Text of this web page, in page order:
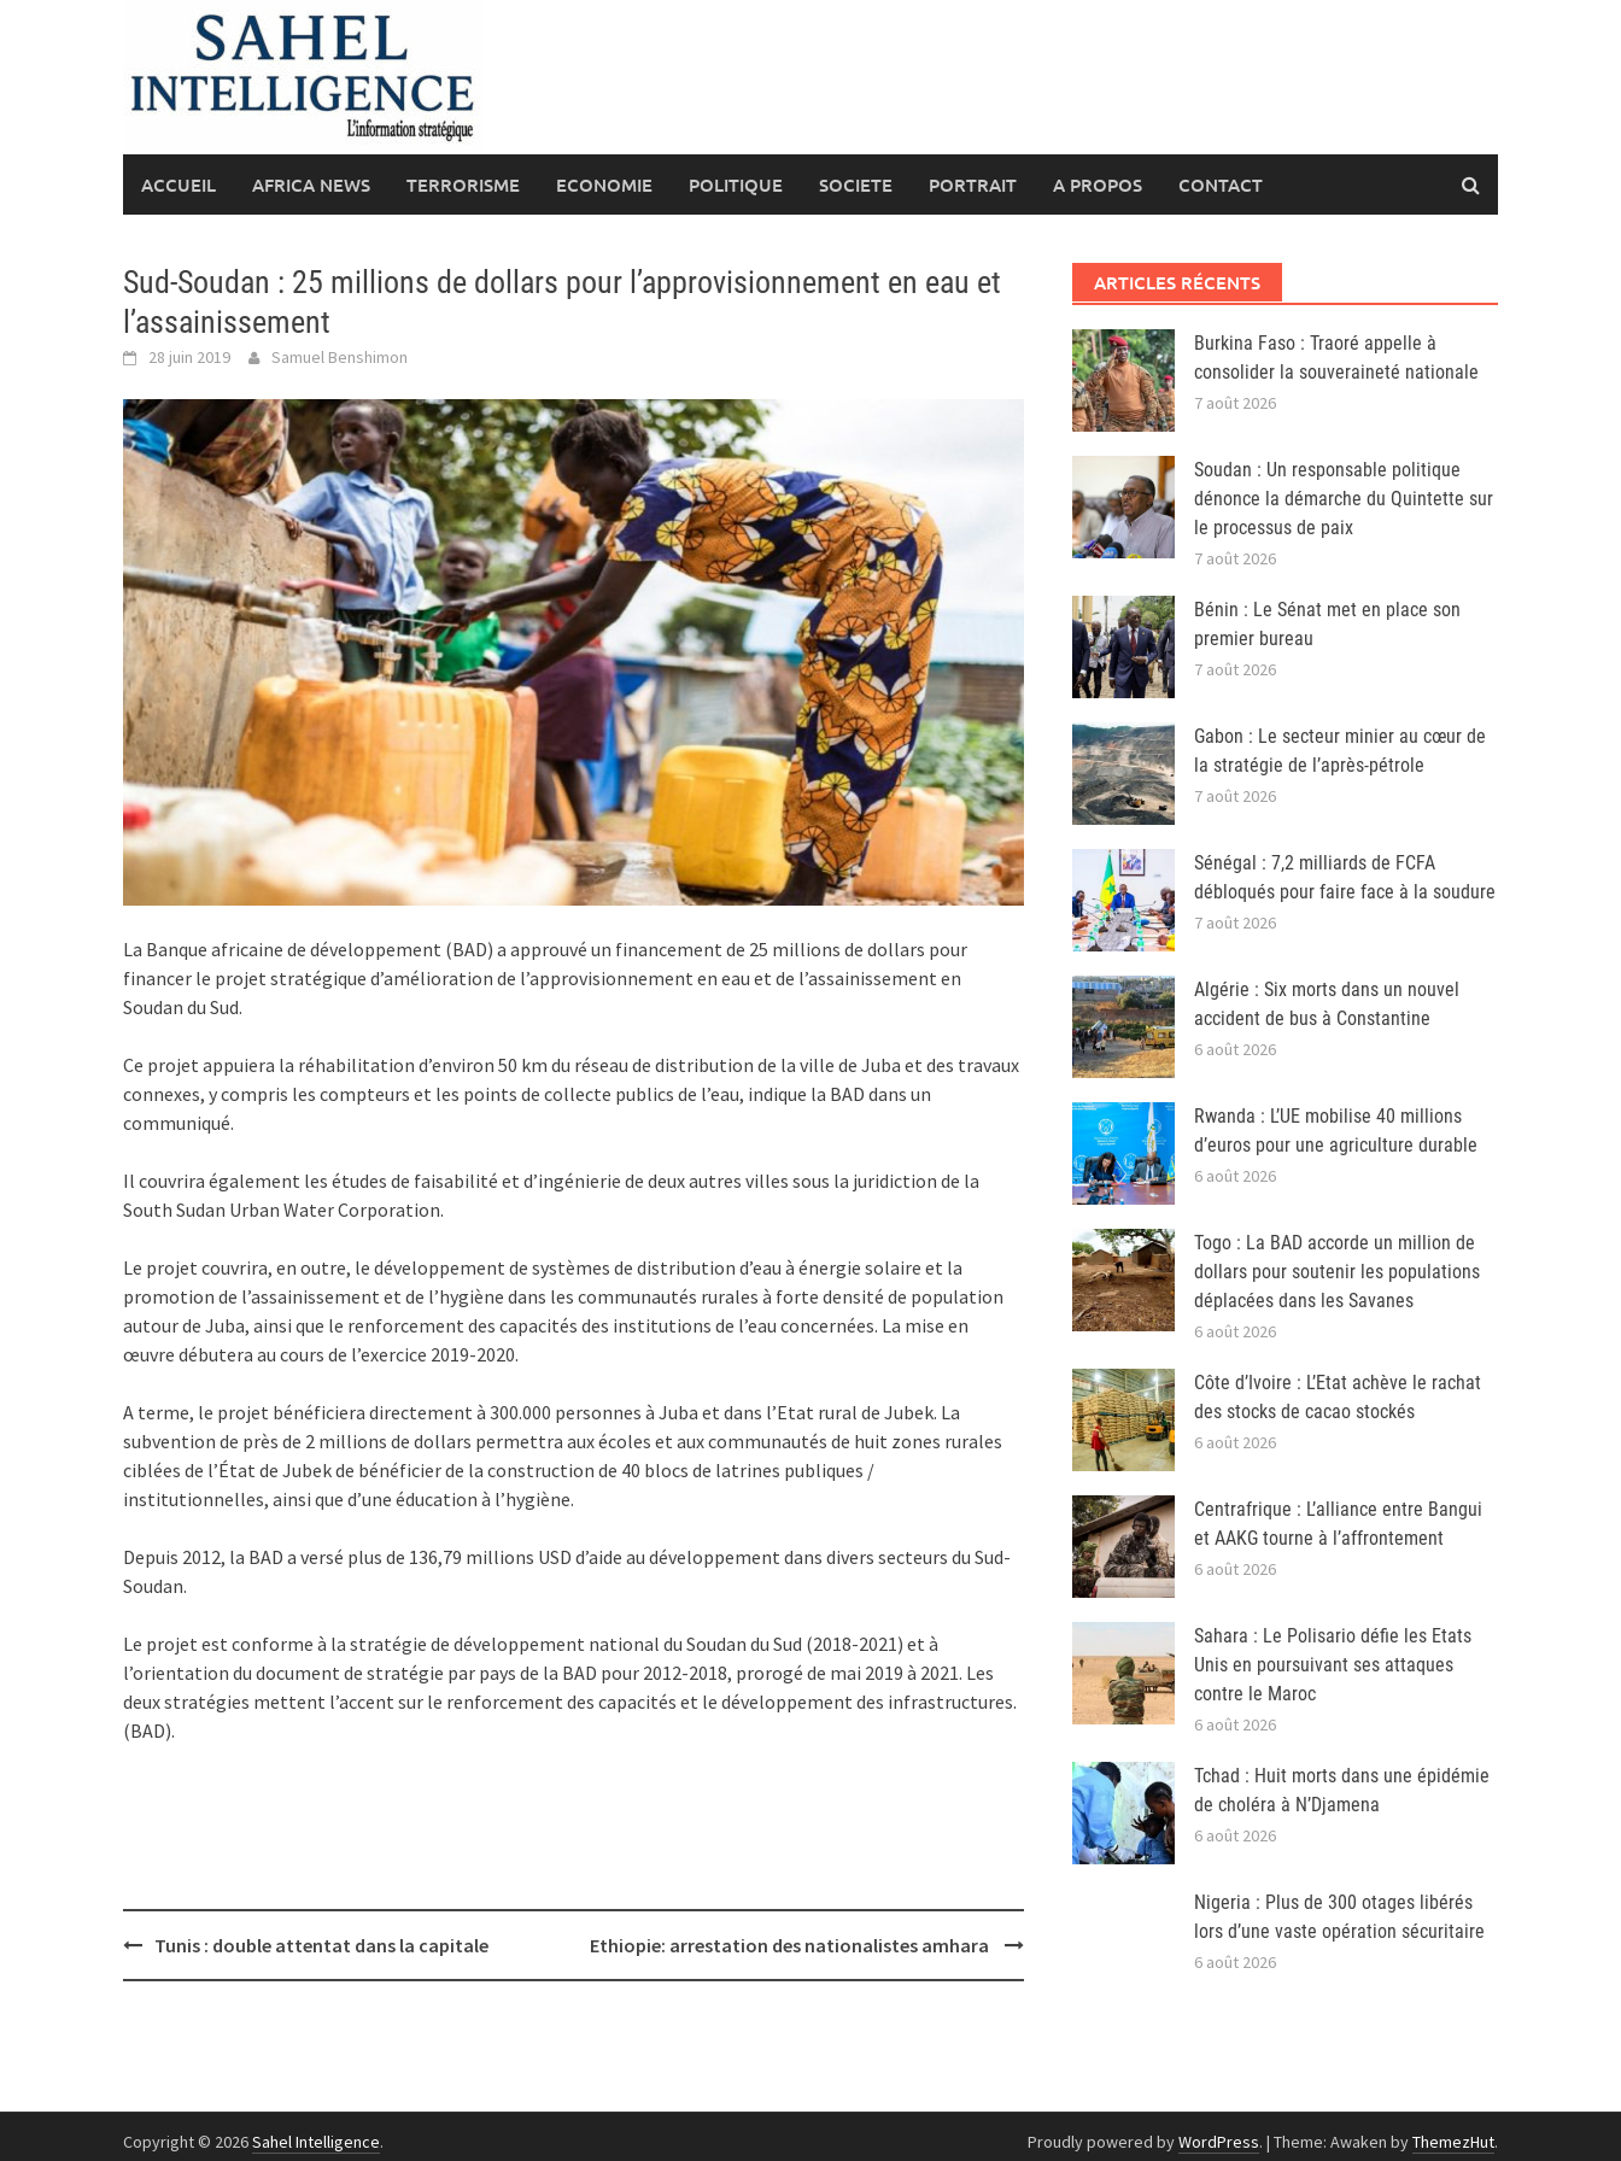
ACCUEIL AFRICA NEWS TERRORISME ECONOMIE POLITIQUE SOCIETE PORTRAIT A PROPOS CONTACT
Sud-Soudan : 25 millions de dollars pour l’approvisionnement en eau et
l’assainissement
28 juin 2019 Samuel Benshimon
La Banque africaine de développement (BAD) a approuvé un financement de 25 millions de dollars pour
financer le projet stratégique d’amélioration de l’approvisionnement en eau et de l’assainissement en
Soudan du Sud.
Ce projet appuiera la réhabilitation d’environ 50 km du réseau de distribution de la ville de Juba et des travaux
connexes, y compris les compteurs et les points de collecte publics de l’eau, indique la BAD dans un
communiqué.
Il couvrira également les études de faisabilité et d’ingénierie de deux autres villes sous la juridiction de la
South Sudan Urban Water Corporation.
Le projet couvrira, en outre, le développement de systèmes de distribution d’eau à énergie solaire et la
promotion de l’assainissement et de l’hygiène dans les communautés rurales à forte densité de population
autour de Juba, ainsi que le renforcement des capacités des institutions de l’eau concernées. La mise en
œuvre débutera au cours de l’exercice 2019-2020.
A terme, le projet bénéficiera directement à 300.000 personnes à Juba et dans l’Etat rural de Jubek. La
subvention de près de 2 millions de dollars permettra aux écoles et aux communautés de huit zones rurales
ciblées de l’État de Jubek de bénéficier de la construction de 40 blocs de latrines publiques /
institutionnelles, ainsi que d’une éducation à l’hygiène.
Depuis 2012, la BAD a versé plus de 136,79 millions USD d’aide au développement dans divers secteurs du Sud-
Soudan.
Le projet est conforme à la stratégie de développement national du Soudan du Sud (2018-2021) et à
l’orientation du document de stratégie par pays de la BAD pour 2012-2018, prorogé de mai 2019 à 2021. Les
deux stratégies mettent l’accent sur le renforcement des capacités et le développement des infrastructures.
(BAD).
PostTunis : double attentat dans la capitale Ethiopie: arrestation des nationalistes amhara
ARTICLES RÉCENTS
Burkina Faso : Traoré appelle à
consolider la souveraineté nationale
7 août 2026
Soudan : Un responsable politique
dénonce la démarche du Quintette sur
le processus de paix
7 août 2026
Bénin : Le Sénat met en place son
premier bureau
7 août 2026
Gabon : Le secteur minier au cœur de
la stratégie de l’après-pétrole
7 août 2026
Sénégal : 7,2 milliards de FCFA
débloqués pour faire face à la soudure
7 août 2026
Algérie : Six morts dans un nouvel
accident de bus à Constantine
6 août 2026
Rwanda : L’UE mobilise 40 millions
d’euros pour une agriculture durable
6 août 2026
Togo : La BAD accorde un million de
dollars pour soutenir les populations
déplacées dans les Savanes
6 août 2026
Côte d’Ivoire : L’Etat achève le rachat
des stocks de cacao stockés
6 août 2026
Centrafrique : L’alliance entre Bangui
et AAKG tourne à l’affrontement
6 août 2026
Sahara : Le Polisario défie les Etats
Unis en poursuivant ses attaques
contre le Maroc
6 août 2026
Tchad : Huit morts dans une épidémie
de choléra à N’Djamena
6 août 2026
Nigeria : Plus de 300 otages libérés
lors d’une vaste opération sécuritaire
6 août 2026
Copyright © 2026Sahel Intelligence. Proudly powered byWordPress. | Theme: Awaken byThemezHut.